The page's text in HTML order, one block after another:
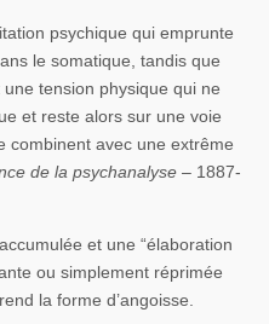
psychique qui emprunte
le somatique, tandis que
une tension physique qui ne
et reste alors sur une voie
combinent avec une extrême
de la psychanalyse – 1887-
et une “élaboration
ou simplement réprimée
la forme d’angoisse.